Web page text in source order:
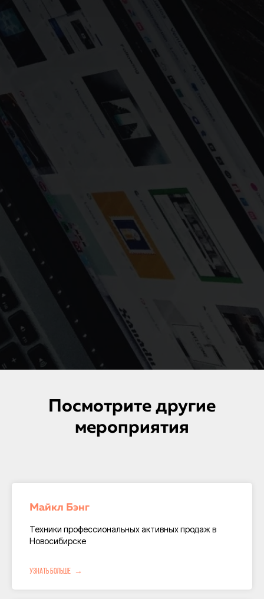
Посмотрите другие
мероприятия
Майкл Бэнг
Техники профессиональных активных продаж в
Новосибирске
Узнать больше